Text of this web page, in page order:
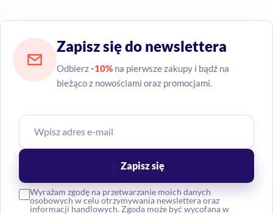
Zapisz się do newslettera
Odbierz-10% na pierwsze zakupy i bądź na
bieżąco z nowościami oraz promocjami.
Wyrażam zgodę na przetwarzanie moich danych
osobowych w celu otrzymywania newslettera oraz
informacji handlowych. Zgoda może być wycofana w
Zapisz się